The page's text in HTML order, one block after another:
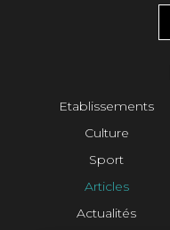
Etablissements
Culture
Sport
Articles
Actualités